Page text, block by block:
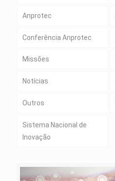
Anprotec
Conferência Anprotec
Missões
Notícias
Outros
Sistema Nacional de
Inovação